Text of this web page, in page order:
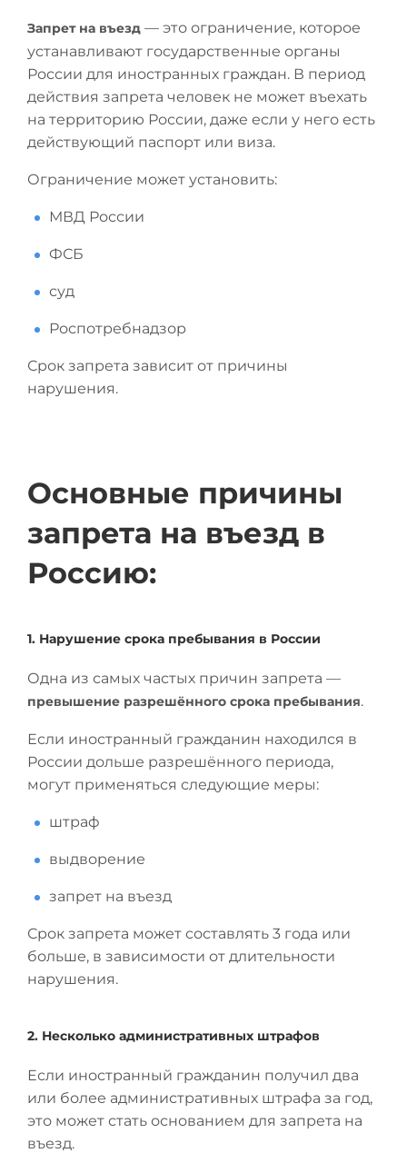
Запрет на въезд — это ограничение, которое
устанавливают государственные органы
России для иностранных граждан. В период
действия запрета человек не может въехать
на территорию России, даже если у него есть
действующий паспорт или виза.
Ограничение может установить:
МВД России
ФСБ
суд
Роспотребнадзор
Срок запрета зависит от причины
нарушения.
Основные причины
запрета на въезд в
Россию:
1. Нарушение срока пребывания в России
Одна из самых частых причин запрета —
превышение разрешённого срока пребывания.
Если иностранный гражданин находился в
России дольше разрешённого периода,
могут применяться следующие меры:
штраф
выдворение
запрет на въезд
Срок запрета может составлять 3 года или
больше, в зависимости от длительности
нарушения.
2. Несколько административных штрафов
Если иностранный гражданин получил два
или более административных штрафа за год,
это может стать основанием для запрета на
въезд.